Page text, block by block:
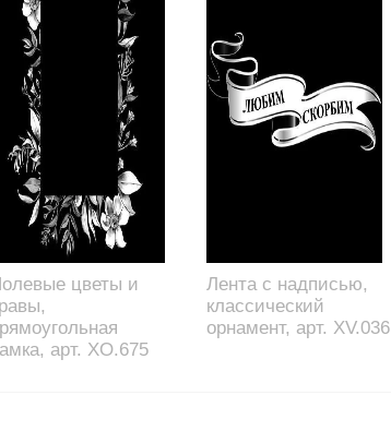
цветы и
арт. XO.675
Лента с надписью,
классический
орнамент, арт. XV.036